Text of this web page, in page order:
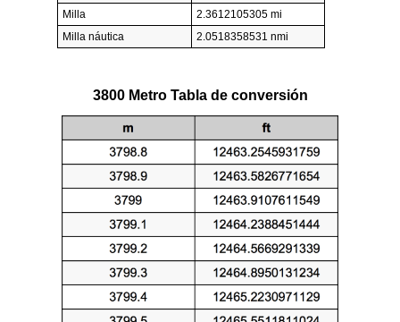
Milla
2.3612105305 mi
Milla náutica
2.0518358531 nmi
3800 Metro Tabla de conversión